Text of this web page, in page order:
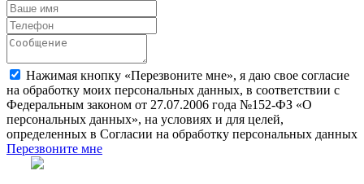
Нажимая кнопку «Перезвоните мне», я даю свое согласие
на обработку моих персональных данных, в соответствии с
Федеральным законом от 27.07.2006 года №152-ФЗ «О
персональных данных», на условиях и для целей,
определенных в Согласии на обработку персональных данных
Перезвоните мне